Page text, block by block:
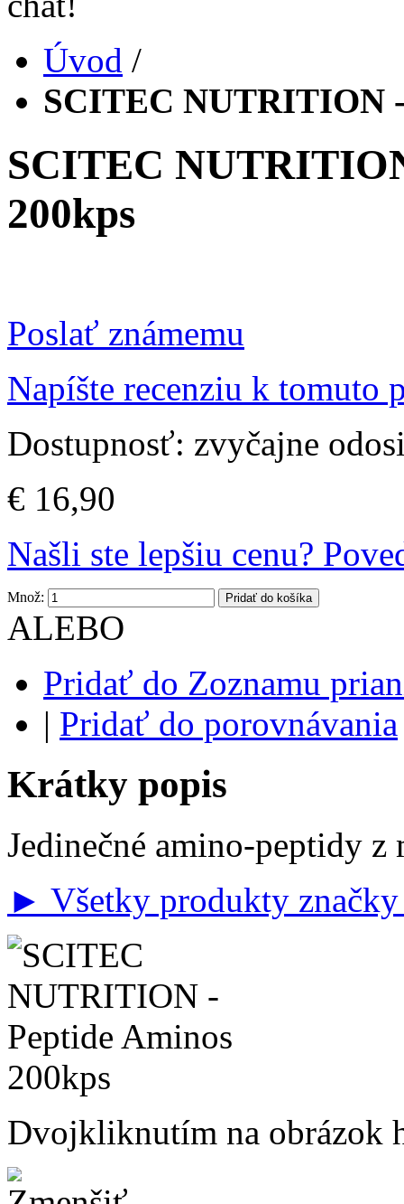
Úvod /
SCITEC NUTRITION
SCITEC
200kps
Poslať známemu
Napíšte recenziu k tomuto
Dostupnosť: zvyčajne
€ 16,90
Našli ste lepšiu cenu?
Množ: Pridať do košíka
ALEBO
Pridať do Zoznamu
| Pridať do porovnávania
Krátky popis
Jedinečné amino-peptidy
► Všetky produkty
Dvojkliknutím na obrázok